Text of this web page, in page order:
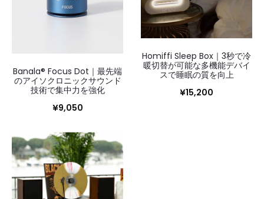
Banala® Focus Dot｜最先端
のアイソクロニックサウンド
技術で集中力を強化
¥9,050
Homiffi Sleep Box｜3秒で冷
暖切替が可能な多機能デバイ
スで睡眠の質を向上
¥15,200